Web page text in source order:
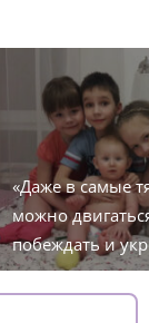
«Даже в самые
можно
побеждать и